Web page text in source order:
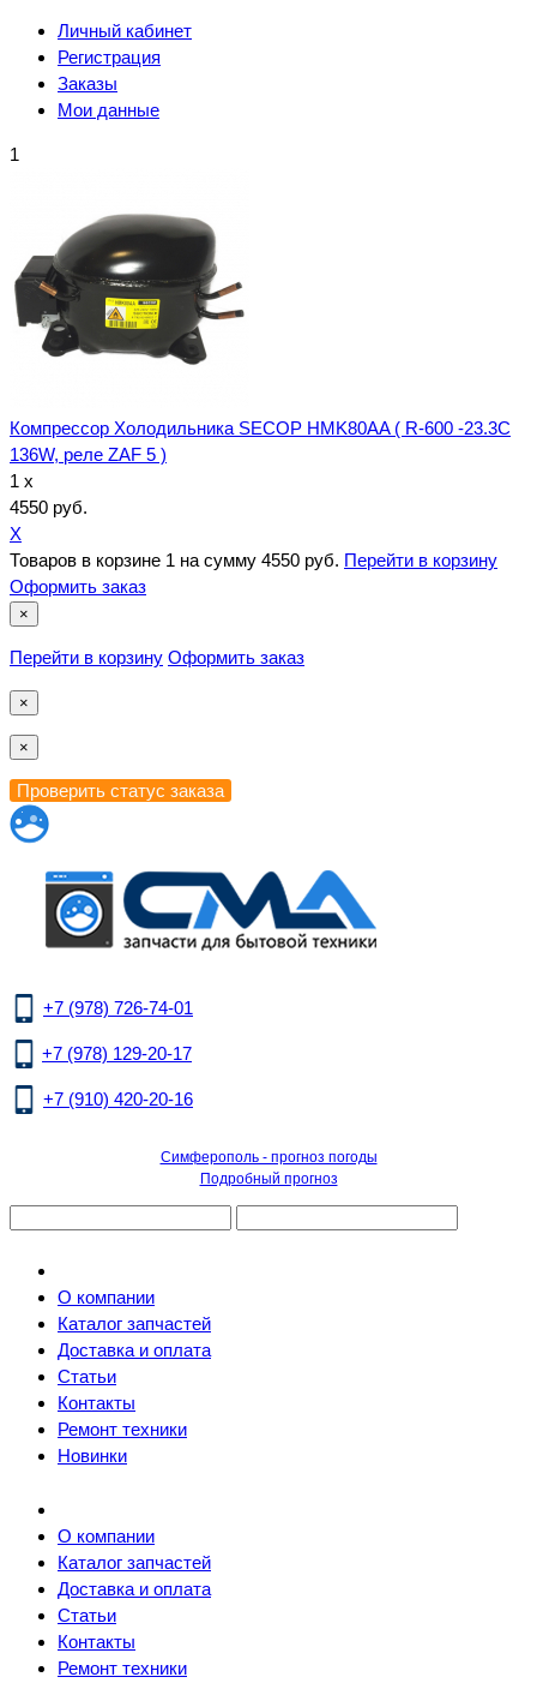
Личный кабинет
Регистрация
Заказы
Мои данные
1
Компрессор Холодильника SECOP HMK80AA ( R-600 -23.3C
136W, реле ZAF 5 )
1 x
4550 руб.
X
Товаров в корзине 1 на сумму 4550 руб. Перейти в корзину
Оформить заказ
×
Перейти в корзину Оформить заказ
×
×
+7 (978) 726-74-01
+7 (978) 129-20-17
+7 (910) 420-20-16
Симферополь - прогноз погоды
Подробный прогноз
О компании
Каталог запчастей
Доставка и оплата
Статьи
Контакты
Ремонт техники
Новинки
О компании
Каталог запчастей
Доставка и оплата
Статьи
Контакты
Ремонт техники